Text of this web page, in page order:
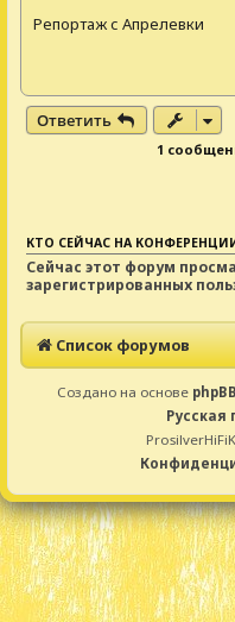
б
Репортаж с Апрелевки
Ответить
1
КТО СЕЙЧАС НА
Сейчас этот форум
зарегистрированных
Список форумов
Создано на основе phpBB
Русская